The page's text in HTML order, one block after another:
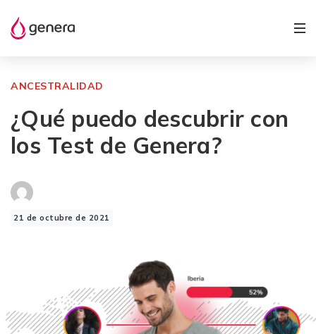
ANCESTRALIDAD
¿Qué puedo descubrir con
los Test de Genera?
21 de octubre de 2021